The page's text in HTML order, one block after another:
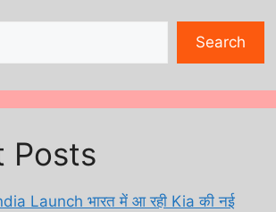
Search
Posts
Launch भारत में आ रही Kia की नई